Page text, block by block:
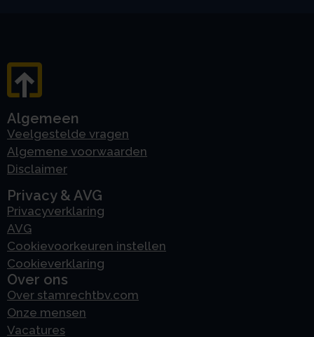
Algemeen
Veelgestelde vragen
Algemene voorwaarden
Disclaimer
Privacy & AVG
Privacyverklaring
AVG
Cookievoorkeuren instellen
Cookieverklaring
Over ons
Over stamrechtbv.com
Onze mensen
Vacatures